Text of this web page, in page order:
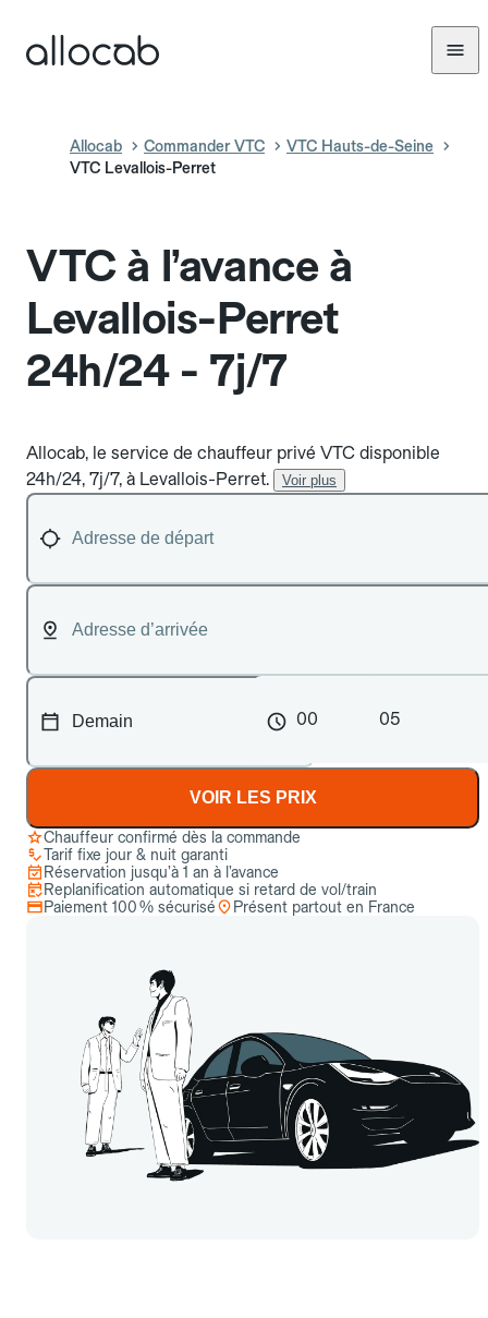
Allocab Commander VTC
VTC Hauts-de-Seine
VTC Levallois-Perret
VTC à l’avance à
Levallois-Perret
24h/24 - 7j/7
Allocab, le service de chauffeur privé VTC disponible
24h/24, 7j/7, à Levallois-Perret.
Voir plus
00 05
VOIR LES PRIX
Chauffeur confirmé dès la commande
Tarif fixe jour & nuit garanti
Réservation jusqu’à 1 an à l’avance
Replanification automatique si retard de vol/train
Paiement 100 % sécurisé
Présent partout en France